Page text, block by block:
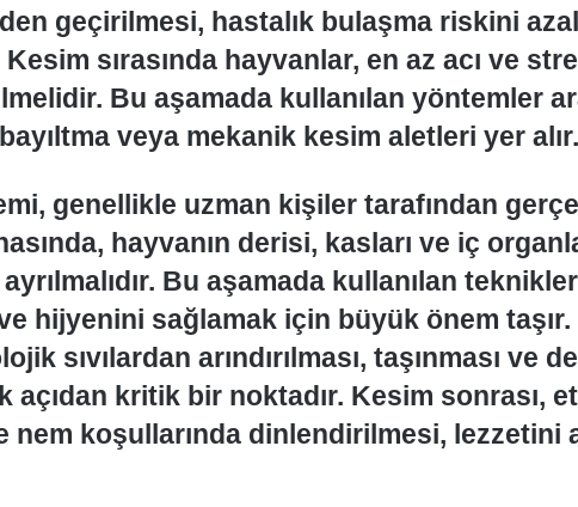
geçirilmesi, hastalık bulaşma riskini
sırasında hayvanlar, en az acı ve
Bu aşamada kullanılan yöntemler
veya mekanik kesim aletleri yer alır.
genellikle uzman kişiler tarafından
hayvanın derisi, kasları ve iç
Bu aşamada kullanılan
hijyenini sağlamak için büyük önem taşır.
sıvılardan arındırılması, taşınması ve
açıdan kritik bir noktadır. Kesim sonrası,
nem koşullarında dinlendirilmesi, lezzetini